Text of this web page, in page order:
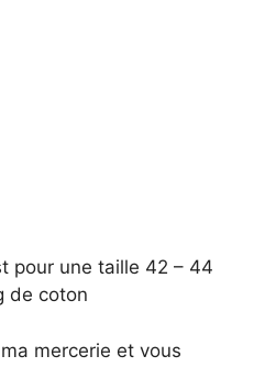
pour une taille 42 – 44
de coton
mercerie et vous